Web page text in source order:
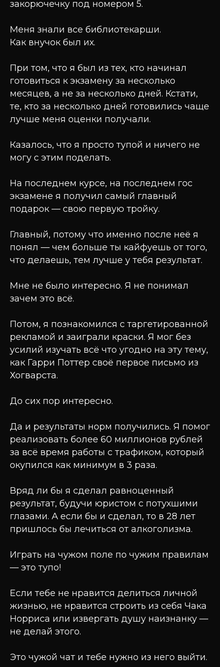
закорючечку под номером 5.
Меня знали все библиотекарши.
Как внучок был их.
При том, что я был из тех, кто начинал
готовиться к экзамену за несколько
месяцев, а не за несколько дней. Кстати,
те, кто за несколько дней готовились чаще
лучше меня оценки получали.
Казалось, что я просто тупой и ничего не
могу с этим поделать.
На последнем курсе, на последнем гос
экзамене я получил самый главный
подарок — свою первую тройку.
Главный, потому что именно после неё я
понял — чем больше ты кайфуешь от того,
что делаешь, тем лучше у тебя результат.
Мне не было интересно. Я не понимал
зачем это всё.
Потом, я познакомился с таргетированной
рекламой и заиграли краски. Я мог без
усилий изучать всё что угодно на эту тему,
как Гарри Поттер своё первое письмо из
Хогварста.
До сих пор интересно.
Да и результаты норм получились. Я помог
реализовать более 60 миллионов рублей
за всё время работы с трафиком, который
окупился как минимум в 3 раза.
Вряд ли бы я сделал равноценный
результат, будучи юристом с потухшими
глазами. А если бы и сделал, то в 28 лет
пришлось бы лечиться от алкоголизма.
Играть на чужом поле по чужим правилам
— это тупо!
Если тебе не нравится делиться личной
жизнью, не нравится строить из себя Чака
Норриса или извергать душу наизнанку —
не делай этого.
Это чужой чат и тебе нужно из него выйти.